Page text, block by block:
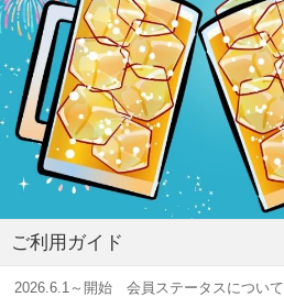
ご利用ガイド
2026.6.1～開始 会員ステータスについて